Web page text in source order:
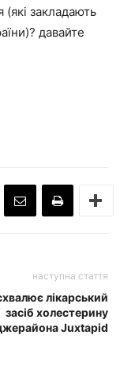
закладають
давайте
наступна стаття
лікарський
засіб холестерину
Juxtapid